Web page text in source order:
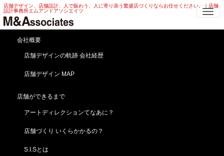
店舗デザイン、店舗設計、人で賑わう、人に寄り添う繁盛店づくりならお任せください。｜店舗
設計事務所エムアンドアソシエイツ
会社概要
店舗デザインの軌跡 会社経歴
店舗デザイン MAP
店舗ができるまで
アートディレクションてなあに？
店舗づくり いくらかかるの？
S.I.Sとは
ワインバー 店舗デザイン | 自然派 ・
スタンディングバー ワインバー 店
舗デザイン
ワインバー 店舗デザイン | 自然派 ・ スタンディングバー ワインバー 店舗デザイン
イン